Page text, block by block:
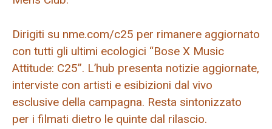
Dirigiti su nme.com/c25 per rimanere aggiornato
con tutti gli ultimi ecologici “Bose X Music
Attitude: C25”. L’hub presenta notizie aggiornate,
interviste con artisti e esibizioni dal vivo
esclusive della campagna. Resta sintonizzato
per i filmati dietro le quinte dal rilascio.